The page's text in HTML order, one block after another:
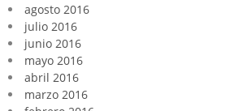
agosto 2016
julio 2016
junio 2016
mayo 2016
abril 2016
marzo 2016